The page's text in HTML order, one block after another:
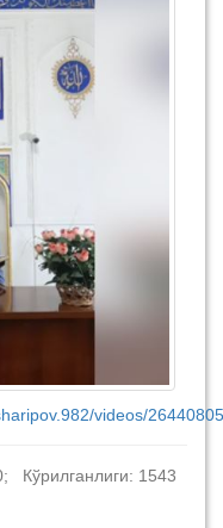
videos/
Кўрилганлиги: 1543